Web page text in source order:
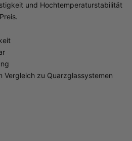
und Hochtemperaturstabilität
Vergleich zu Quarzglassystemen